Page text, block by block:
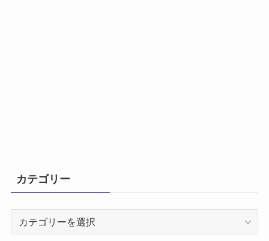
カテゴリー